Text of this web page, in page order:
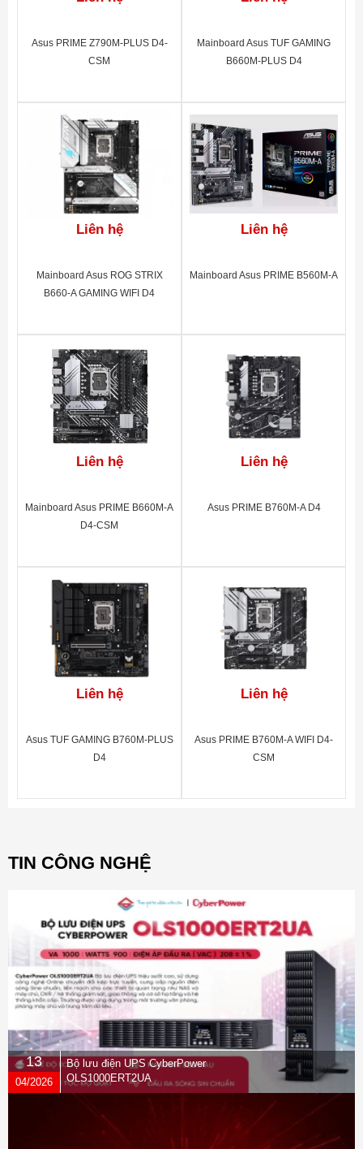
chất lượng cao
và chống ồn
âm thanh
RGB FUSION
2.0 hỗ trợ
LED Strips​​
nhiều cảm biến
nhiệt độ, đầu
cắm quạt lai
với FAN STOP
Q-Flash Plus
cài đặt CPU,
đồ họa
Asus PRIME Z790M-PLUS D4-
CSM
Mainboard Asus TUF GAMING
B660M-PLUS D4
Liên hệ
Mainboard Asus ROG STRIX
B660-A GAMING WIFI D4
Liên hệ
Mainboard Asus PRIME B560M-A
Liên hệ
Mainboard Asus PRIME B660M-A
D4-CSM
Liên hệ
Asus PRIME B760M-A D4
Liên hệ
Asus TUF GAMING B760M-PLUS
D4
Liên hệ
Asus PRIME B760M-A WIFI D4-
CSM
TIN CÔNG NGHỆ
13
04/2026
Bộ lưu điện UPS CyberPower
OLS1000ERT2UA